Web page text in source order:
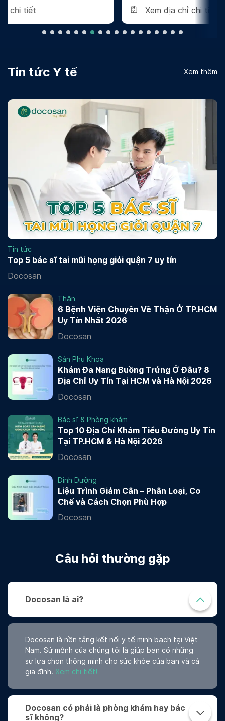
Xem địa chỉ chi tiết
Tin tức Y tế Xem thêm
Tin tức
Top 5 bác sĩ tai mũi họng giỏi quận 7 uy tín
Docosan
Thận
6 Bệnh Viện Chuyên Về Thận Ở TP.HCM
Uy Tín Nhất 2026
Docosan
Sản Phụ Khoa
Khám Đa Nang Buồng Trứng Ở Đâu? 8
Địa Chỉ Uy Tín Tại HCM và Hà Nội 2026
Docosan
Bác sĩ & Phòng khám
Top 10 Địa Chỉ Khám Tiểu Đường Uy Tín
Tại TP.HCM & Hà Nội 2026
Docosan
Dinh Dưỡng
Liệu Trình Giảm Cân – Phân Loại, Cơ
Chế và Cách Chọn Phù Hợp
Docosan
Câu hỏi thường gặp
Docosan là ai?
Docosan là nền tảng kết nối y tế minh bạch tại Việt
Nam. Sứ mệnh của chúng tôi là giúp bạn có những
sự lựa chọn thông minh cho sức khỏe của bạn và cả
gia đình. Xem chi tiết!
Docosan có phải là phòng khám hay bác
sĩ không?